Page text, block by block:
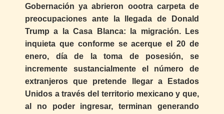
Gobernación ya abrieron oootra carpeta de
preocupaciones ante la llegada de Donald
Trump a la Casa Blanca: la migración. Les
inquieta que conforme se acerque el 20 de
enero, día de la toma de posesión, se
incremente sustancialmente el número de
extranjeros que pretende llegar a Estados
Unidos a través del territorio mexicano y que,
al no poder ingresar, terminan generando